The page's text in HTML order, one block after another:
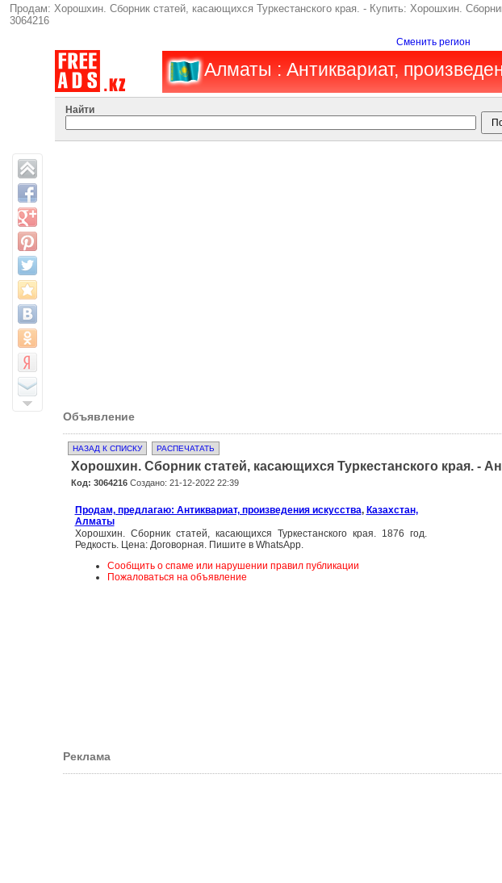
Продам: Хорошхин. Сборник статей, касающихся Туркестанского края. - Купить: Хорошхин.
3064216
Сменить регион
Алматы : Антиквариат,
Найти
Объявление
НАЗАД К СПИСКУ РАСПЕЧАТАТЬ
Хорошхин. Сборник статей, касающихся Туркестанского края. -
Код: 3064216Создано: 21-12-2022 22:39
Продам, предлагаю: Антиквариат, произведения искусства, Казахстан,
Алматы
Хорошхин. Сборник статей, касающихся Туркестанского края. 1876 год.
Редкость. Цена: Договорная. Пишите в WhatsApp.
Сообщить о спаме или нарушении правил публикации
Пожаловаться на объявление
Реклама